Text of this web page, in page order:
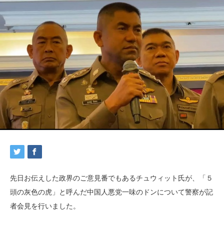
先日お伝えした政界のご意見番でもあるチュウィット氏が、「５
頭の灰色の虎」と呼んだ中国人悪党一味のドンについて警察が記
者会見を行いました。